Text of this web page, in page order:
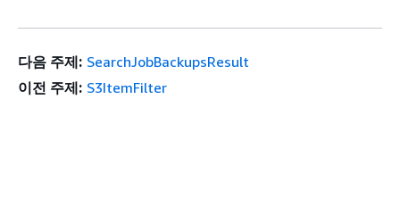
다음 주제: SearchJobBackupsResult
이전 주제: S3ItemFilter